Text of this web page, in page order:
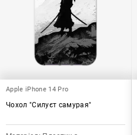
Apple iPhone 14 Pro
Чохол "Силуєт самурая"